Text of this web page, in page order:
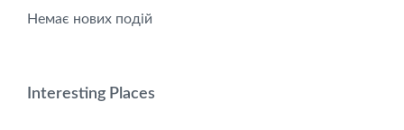
Немає нових подій
Interesting Places